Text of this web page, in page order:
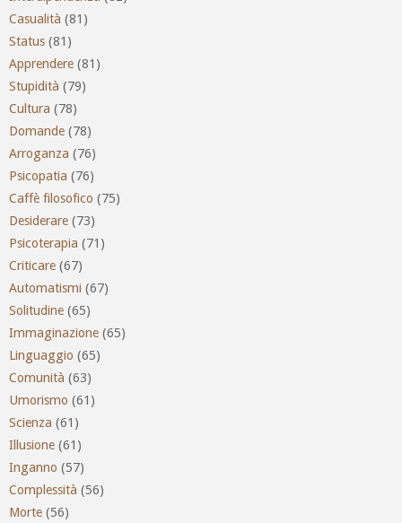
Casualità (81)
Status (81)
Apprendere (81)
Stupidità (79)
Cultura (78)
Domande (78)
Arroganza (76)
Psicopatia (76)
Caffè filosofico (75)
Desiderare (73)
Psicoterapia (71)
Criticare (67)
Automatismi (67)
Solitudine (65)
Immaginazione (65)
Linguaggio (65)
Comunità (63)
Umorismo (61)
Scienza (61)
Illusione (61)
Inganno (57)
Complessità (56)
Morte (56)